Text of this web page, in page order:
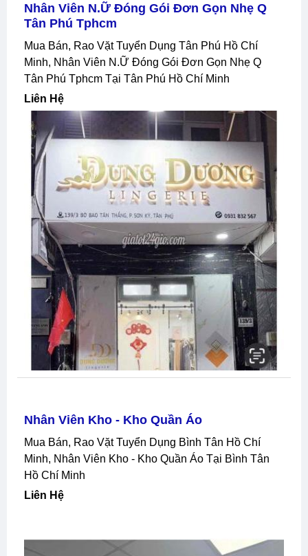
Nhân Viên N.ữ Đóng Gói Đơn Gọn Nhẹ Q
Tân Phú Tphcm
Mua Bán, Rao Vặt Tuyển Dụng Tân Phú Hồ Chí
Minh, Nhân Viên N.ữ Đóng Gói Đơn Gọn Nhẹ Q
Tân Phú Tphcm Tại Tân Phú Hồ Chí Minh
Liên Hệ
Nhân Viên Kho - Kho Quần Áo
Mua Bán, Rao Vặt Tuyển Dụng Bình Tân Hồ Chí
Minh, Nhân Viên Kho - Kho Quần Áo Tại Bình Tân
Hồ Chí Minh
Liên Hệ